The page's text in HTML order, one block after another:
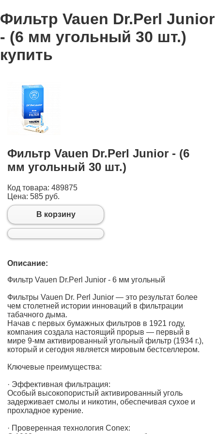
Фильтр Vauen Dr.Perl Junior
- (6 мм угольный 30 шт.)
купить
Фильтр Vauen Dr.Perl Junior - (6
мм угольный 30 шт.)
Код товара: 489875
Цена: 585 руб.
В корзину
Описание:
Фильтр Vauen Dr.Perl Junior - 6 мм угольный
Фильтры Vauen Dr. Perl Junior — это результат более
чем столетней истории инноваций в фильтрации
табачного дыма.
Начав с первых бумажных фильтров в 1921 году,
компания создала настоящий прорыв — первый в
мире 9-мм активированный угольный фильтр (1934 г.),
который и сегодня является мировым бестселлером.
Ключевые преимущества:
· Эффективная фильтрация:
Особый высокопористый активированный уголь
задерживает смолы и никотин, обеспечивая сухое и
прохладное курение.
· Проверенная технология Conex: